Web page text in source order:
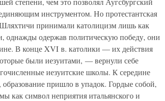
инструментом. Но протестантская
принимали католицизм лишь как
однажды одержав политическую победу, они
В конце XVI в. католики — их действия
были иезуитами, — вернули себе
иезуитские школы. К середине
пришло в упадок. Гордые собой,
как символ неприятия итальянского и